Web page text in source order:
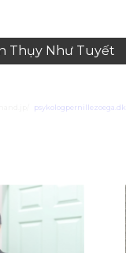
Thụy Như Tuyết
psykologpernillezoega.dk